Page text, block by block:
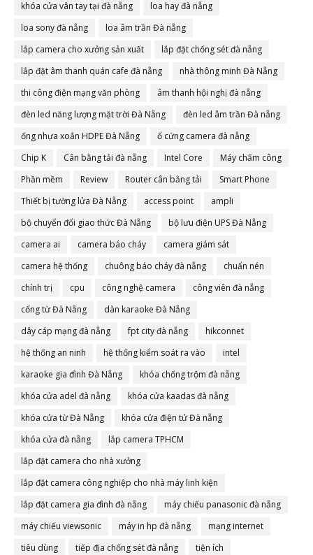
khóa cửa vân tay tại đà nẵng
loa hay đà nẵng
loa sony đà nẵng
loa âm trần Đà nẵng
lắp camera cho xưởng sản xuất
lắp đặt chống sét đà nẵng
lắp đặt âm thanh quán cafe đà nẵng
nhà thông minh Đà Nẵng
thi công điện mạng văn phòng
âm thanh hội nghị đà nẵng
đèn led năng lượng mặt trời Đà Nẵng
đèn led âm trần Đà nẵng
ống nhựa xoắn HDPE Đà Nẵng
ổ cứng camera đà nẵng
Chip K
Cân bằng tải đà nẵng Intel Core
Máy chấm công
Phần mềm
Review Router cân bằng tải
Smart Phone
Thiết bị tường lửa Đà Nẵng
access point
ampli
bộ chuyển đổi giao thức Đà Nẵng
bộ lưu điện UPS Đà Nẵng
camera ai
camera báo cháy
camera giám sát
camera hệ thống
chuông báo cháy đà nẵng
chuẩn nén
chính trị
cpu công nghệ camera
công viên đà nẵng
cổng từ Đà Nẵng
dàn karaoke Đà Nẵng
dây cáp mạng đà nẵng
fpt city đà nẵng
hikconnet
hệ thống an ninh
hệ thống kiểm soát ra vào
intel
karaoke gia đình Đà Nẵng
khóa chống trộm đà nẵng
khóa cửa adel đà nẵng
khóa cửa kaadas đà nẵng
khóa cửa từ Đà Nẵng
khóa cửa điện tử Đà nẵng
khóa cửa đà nẵng
lắp camera TPHCM
lắp đặt camera cho nhà xưởng
lắp đặt camera công nghiệp cho nhà máy linh kiện
lắp đặt camera gia đình đà nẵng
máy chiếu panasonic đà nẵng
máy chiếu viewsonic
máy in hp đà nẵng
mạng internet
tiêu dùng
tiếp địa chống sét đà nẵng
tiện ích